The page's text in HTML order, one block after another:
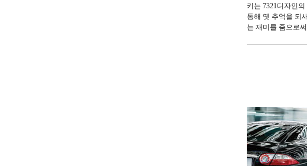
키는 7321디자인
통해 옛 추억을 되
는 재미를 줌으로